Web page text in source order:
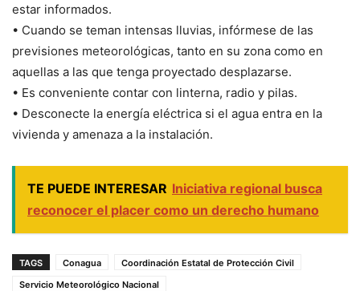
estar informados.
• Cuando se teman intensas lluvias, infórmese de las
previsiones meteorológicas, tanto en su zona como en
aquellas a las que tenga proyectado desplazarse.
• Es conveniente contar con linterna, radio y pilas.
• Desconecte la energía eléctrica si el agua entra en la
vivienda y amenaza a la instalación.
TE PUEDE INTERESAR Iniciativa regional busca
reconocer el placer como un derecho humano
TAGS Conagua
Coordinación Estatal de Protección Civil
Servicio Meteorológico Nacional